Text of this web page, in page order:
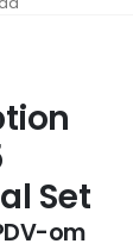
Set
om